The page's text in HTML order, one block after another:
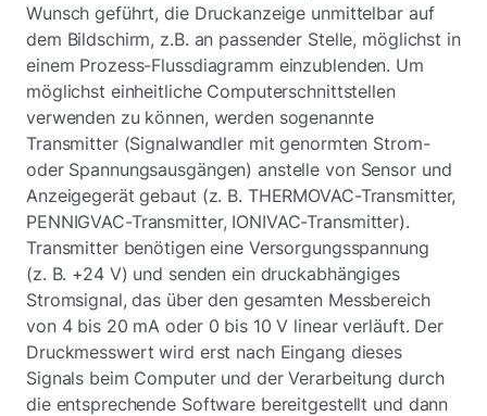
Wunsch geführt, die Druckanzeige unmittelbar auf
dem Bildschirm, z.B. an passender Stelle, möglichst in
einem Prozess-Flussdiagramm einzublenden. Um
möglichst einheitliche Computerschnittstellen
verwenden zu können, werden sogenannte
Transmitter (Signalwandler mit genormten Strom-
oder Spannungsausgängen) anstelle von Sensor und
Anzeigegerät gebaut (z. B. THERMOVAC-Transmitter,
PENNIGVAC-Transmitter, IONIVAC-Transmitter).
Transmitter benötigen eine Versorgungsspannung
(z. B. +24 V) und senden ein druckabhängiges
Stromsignal, das über den gesamten Messbereich
von 4 bis 20 mA oder 0 bis 10 V linear verläuft. Der
Druckmesswert wird erst nach Eingang dieses
Signals beim Computer und der Verarbeitung durch
die entsprechende Software bereitgestellt und dann